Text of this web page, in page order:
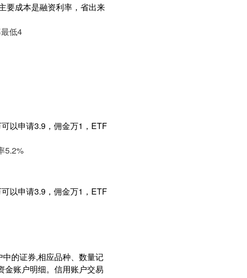
要成本是融资利率，省出来
低4
以申请3.9，佣金万1，ETF
5.2%
以申请3.9，佣金万1，ETF
的证券,相应品种、数量记
金账户明细。信用账户交易